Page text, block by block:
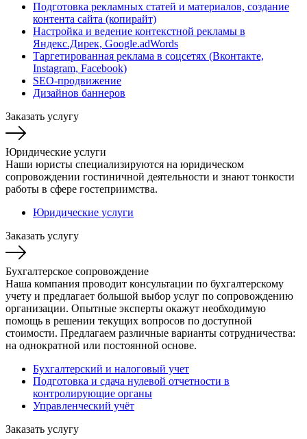
Подготовка рекламных статей и материалов, создание
контента сайта (копирайт)
Настройка и ведение контекстной рекламы в
Яндекс.Дирек, Google.adWords
Таргетированная реклама в соцсетях (Вконтакте,
Instagram, Facebook)
SEO-продвижение
Дизайнов баннеров
Заказать услугу
Юридические услуги
Наши юристы специализируются на юридическом
сопровождении гостиничной деятельности и знают тонкости
работы в сфере гостеприимства.
Юридические услуги
Заказать услугу
Бухгалтерское сопровождение
Наша компания проводит консультации по бухгалтерскому
учету и предлагает большой выбор услуг по сопровождению
организации. Опытные эксперты окажут необходимую
помощь в решении текущих вопросов по доступной
стоимости. Предлагаем различные варианты сотрудничества:
на однократной или постоянной основе.
Бухгалтерский и налоговый учет
Подготовка и сдача нулевой отчетности в
контролирующие органы
Управленческий учёт
Заказать услугу